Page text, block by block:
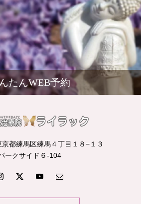
たんWEB予約
都練馬区練馬４丁目１８−１３
ークサイド６-104